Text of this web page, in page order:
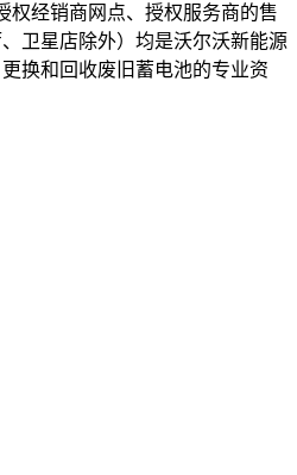
权经销商网点、授权服务商的售
卫星店除外）均是沃尔沃新能源
换和回收废旧蓄电池的专业资